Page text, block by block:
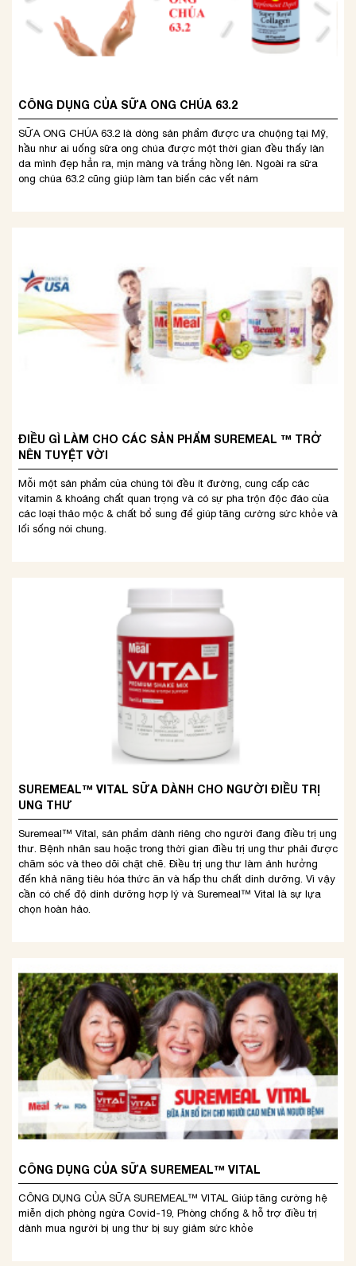
CÔNG DỤNG CỦA SỮA ONG CHÚA 63.2
SỮA ONG CHÚA 63.2 là dòng sản phẩm được ưa chuộng tại Mỹ,
hầu như ai uống sữa ong chúa được một thời gian đều thấy làn
da mình đẹp hẳn ra, mịn màng và trắng hồng lên. Ngoài ra sữa
ong chúa 63.2 cũng giúp làm tan biến các vết nám
ĐIỀU GÌ LÀM CHO CÁC SẢN PHẨM SUREMEAL ™ TRỞ
NÊN TUYỆT VỜI
Mỗi một sản phẩm của chúng tôi đều ít đường, cung cấp các
vitamin & khoáng chất quan trọng và có sự pha trộn độc đáo của
các loại thảo mộc & chất bổ sung để giúp tăng cường sức khỏe và
lối sống nói chung.
SUREMEAL™ VITAL SỮA DÀNH CHO NGƯỜI ĐIỀU TRỊ
UNG THƯ
Suremeal™ Vital, sản phẩm dành riêng cho người đang điều trị ung
thư. Bệnh nhân sau hoặc trong thời gian điều trị ung thư phải được
chăm sóc và theo dõi chặt chẽ. Điều trị ung thư làm ảnh hưởng
đến khả năng tiêu hóa thức ăn và hấp thu chất dinh dưỡng. Vì vậy
cần có chế độ dinh dưỡng hợp lý và Suremeal™ Vital là sự lựa
chọn hoàn hảo.
CÔNG DỤNG CỦA SỮA SUREMEAL™ VITAL
CÔNG DỤNG CỦA SỮA SUREMEAL™ VITAL Giúp tăng cường hệ
miễn dịch phòng ngừa Covid-19, Phòng chống & hỗ trợ điều trị
dành mua người bị ung thư bị suy giảm sức khỏe